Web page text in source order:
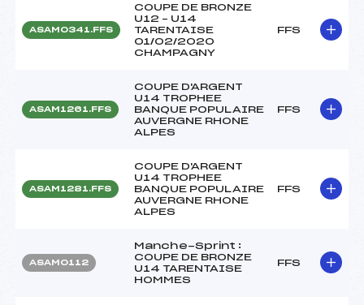
ASAM0341.FFS
COUPE DE BRONZE
U12 – U14
TARENTAISE
01/02/2020
CHAMPAGNY
FFS
ASAM1261.FFS
COUPE D'ARGENT
U14 TROPHEE
BANQUE POPULAIRE
AUVERGNE RHONE
ALPES
FFS
ASAM1281.FFS
COUPE D'ARGENT
U14 TROPHEE
BANQUE POPULAIRE
AUVERGNE RHONE
ALPES
FFS
ASAM0112
Manche-Sprint :
COUPE DE BRONZE
U14 TARENTAISE
HOMMES
FFS